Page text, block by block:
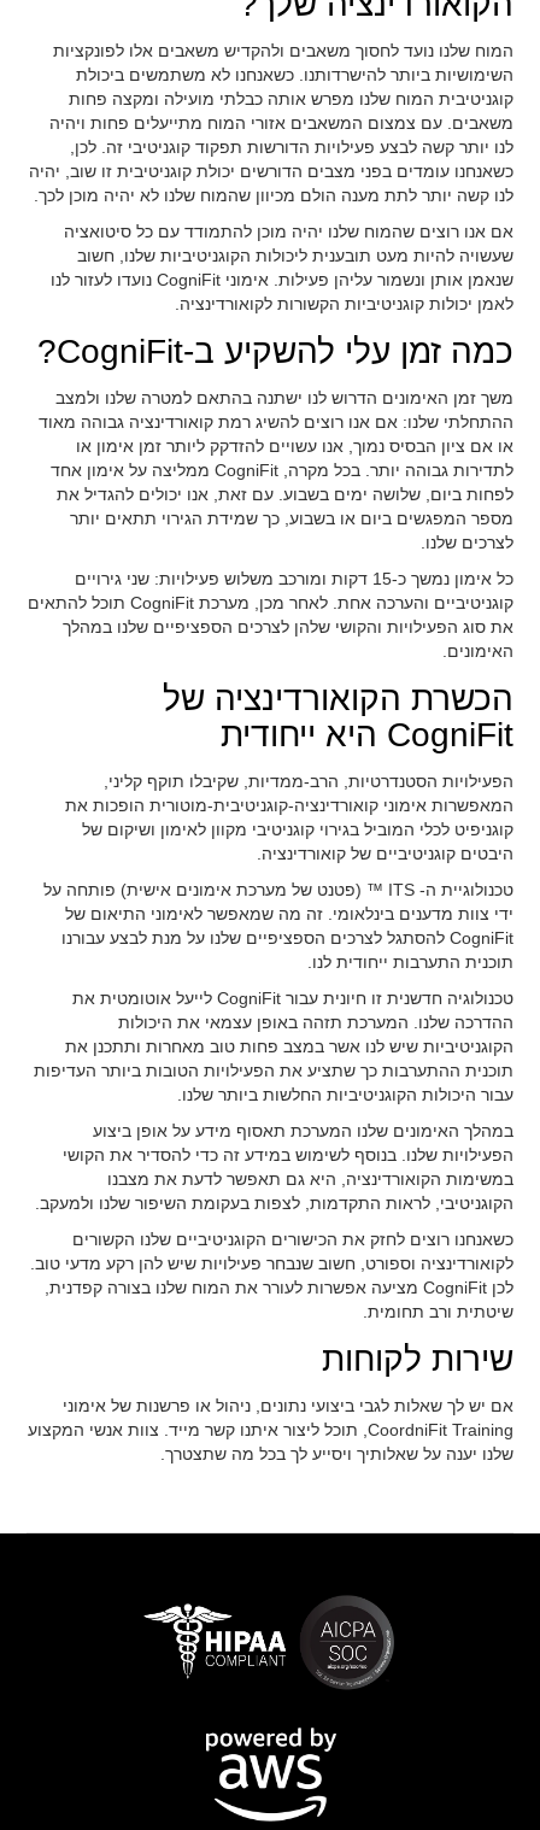
המוח שלנו נועד לחסוך משאבים ולהקדיש משאבים אלו לפונקציות
השימושיות ביותר להישרדותנו. כשאנחנו לא משתמשים ביכולת
קוגניטיבית המוח שלנו מפרש אותה כבלתי מועילה ומקצה פחות
משאבים. עם צמצום המשאבים אזורי המוח מתייעלים פחות ויהיה
לנו יותר קשה לבצע פעילויות הדורשות תפקוד קוגניטיבי זה. לכן,
כשאנחנו עומדים בפני מצבים הדורשים יכולת קוגניטיבית זו שוב, יהיה
לנו קשה יותר לתת מענה הולם מכיוון שהמוח שלנו לא יהיה מוכן לכך.
אם אנו רוצים שהמוח שלנו יהיה מוכן להתמודד עם כל סיטואציה
שעשויה להיות מעט תובענית ליכולות הקוגניטיביות שלנו, חשוב
שנאמן אותן ונשמור עליהן פעילות. אימוני CogniFit נועדו לעזור לנו
לאמן יכולות קוגניטיביות הקשורות לקואורדינציה.
כמה זמן עלי להשקיע ב-CogniFit?
משך זמן האימונים הדרוש לנו ישתנה בהתאם למטרה שלנו ולמצב
ההתחלתי שלנו: אם אנו רוצים להשיג רמת קואורדינציה גבוהה מאוד
או אם ציון הבסיס נמוך, אנו עשויים להזדקק ליותר זמן אימון או
לתדירות גבוהה יותר. בכל מקרה, CogniFit ממליצה על אימון אחד
לפחות ביום, שלושה ימים בשבוע. עם זאת, אנו יכולים להגדיל את
מספר המפגשים ביום או בשבוע, כך שמידת הגירוי תתאים יותר
לצרכים שלנו.
כל אימון נמשך כ-15 דקות ומורכב משלוש פעילויות: שני גירויים
קוגניטיביים והערכה אחת. לאחר מכן, מערכת CogniFit תוכל להתאים
את סוג הפעילויות והקושי שלהן לצרכים הספציפיים שלנו במהלך
האימונים.
הכשרת הקואורדינציה של
CogniFit היא ייחודית
הפעילויות הסטנדרטיות, הרב-ממדיות, שקיבלו תוקף קליני,
המאפשרות אימוני קואורדינציה-קוגניטיבית-מוטורית הופכות את
קוגניפיט לכלי המוביל בגירוי קוגניטיבי מקוון לאימון ושיקום של
היבטים קוגניטיביים של קואורדינציה.
טכנולוגיית ה- ITS ™ (פטנט של מערכת אימונים אישית) פותחה על
ידי צוות מדענים בינלאומי. זה מה שמאפשר לאימוני התיאום של
CogniFit להסתגל לצרכים הספציפיים שלנו על מנת לבצע עבורנו
תוכנית התערבות ייחודית לנו.
טכנולוגיה חדשנית זו חיונית עבור CogniFit לייעל אוטומטית את
ההדרכה שלנו. המערכת תזהה באופן עצמאי את היכולות
הקוגניטיביות שיש לנו אשר במצב פחות טוב מאחרות ותתכנן את
תוכנית ההתערבות כך שתציע את הפעילויות הטובות ביותר העדיפות
עבור היכולות הקוגניטיביות החלשות ביותר שלנו.
במהלך האימונים שלנו המערכת תאסוף מידע על אופן ביצוע
הפעילויות שלנו. בנוסף לשימוש במידע זה כדי להסדיר את הקושי
במשימות הקואורדינציה, היא גם תאפשר לדעת את מצבנו
הקוגניטיבי, לראות התקדמות, לצפות בעקומת השיפור שלנו ולמעקב.
כשאנחנו רוצים לחזק את הכישורים הקוגניטיביים שלנו הקשורים
לקואורדינציה וספורט, חשוב שנבחר פעילויות שיש להן רקע מדעי טוב.
לכן CogniFit מציעה אפשרות לעורר את המוח שלנו בצורה קפדנית,
שיטתית ורב תחומית.
שירות לקוחות
אם יש לך שאלות לגבי ביצועי נתונים, ניהול או פרשנות של אימוני
CoordniFit Training, תוכל ליצור איתנו קשר מייד. צוות אנשי המקצוע
שלנו יענה על שאלותיך ויסייע לך בכל מה שתצטרך.